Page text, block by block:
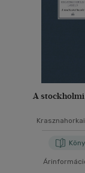
A stockholmi